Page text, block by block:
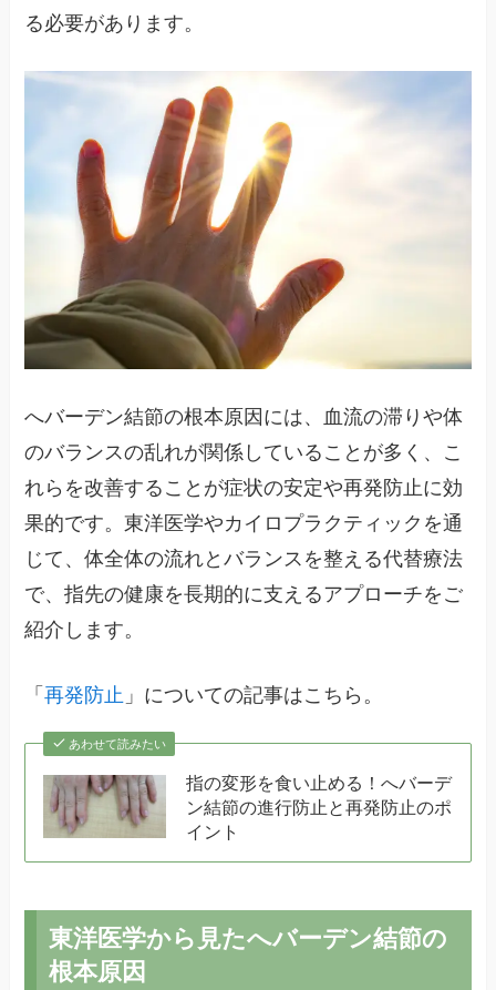
る必要があります。
へバーデン結節の根本原因には、血流の滞りや体
のバランスの乱れが関係していることが多く、こ
れらを改善することが症状の安定や再発防止に効
果的です。東洋医学やカイロプラクティックを通
じて、体全体の流れとバランスを整える代替療法
で、指先の健康を長期的に支えるアプローチをご
紹介します。
「再発防止 」についての記事はこちら。
あわせて読みたい
指の変形を食い止める！へバーデ
ン結節の進行防止と再発防止のポ
イント
東洋医学から見たへバーデン結節の
根本原因